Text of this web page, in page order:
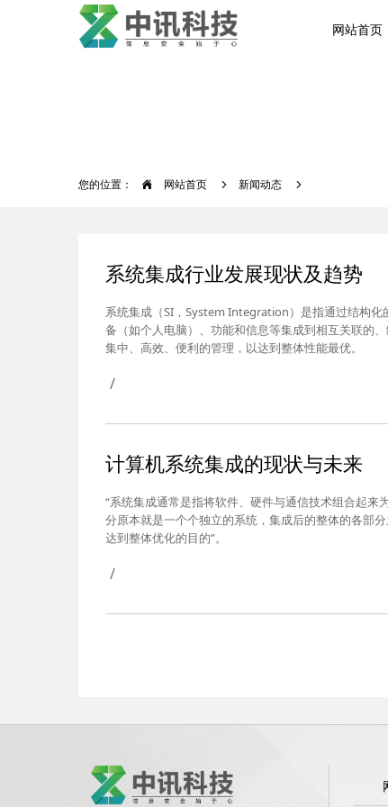
网站首页
您的位置： 网站首页 新闻动态
系统集成行业发展现状及趋势
系统集成（SI，System Integration）是指通过结构
备（如个人电脑）、功能和信息等集成到相互关联的
集中、高效、便利的管理，以达到整体性能最优。
/
计算机系统集成的现状与未来
“系统集成通常是指将软件、硬件与通信技术组合起
分原本就是一个个独立的系统，集成后的整体的各部
达到整体优化的目的”。
/